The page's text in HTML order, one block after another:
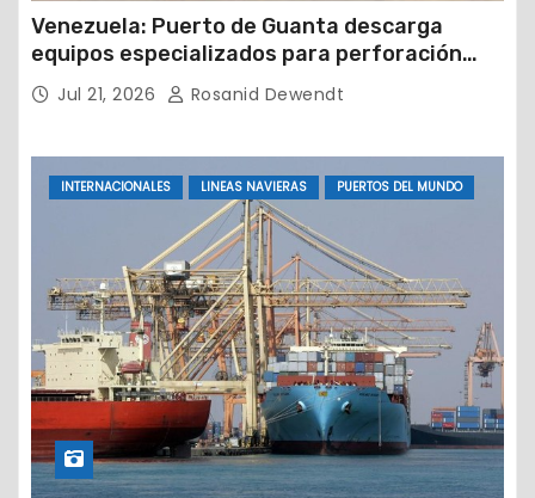
Venezuela: Puerto de Guanta descarga
equipos especializados para perforación
petrolera
Jul 21, 2026 Rosanid Dewendt
INTERNACIONALES LINEAS NAVIERAS PUERTOS DEL MUNDO